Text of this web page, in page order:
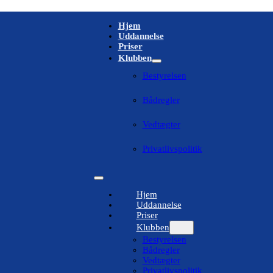
Hjem
Uddannelse
Priser
Klubben
Bestyrelsen
Bådregler
Vedtægter
Privatlivspolitik
Hjem
Uddannelse
Priser
Klubben
Bestyrelsen
Bådregler
Vedtægter
Privatlivspolitik